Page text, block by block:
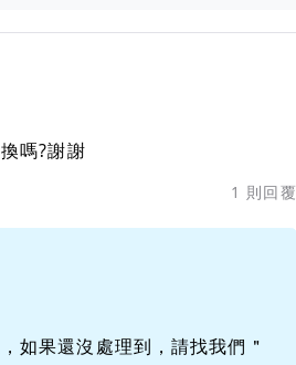
嗎?謝謝
1 則回覆
如果還沒處理到，請找我們＂